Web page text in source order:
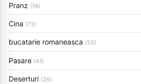
Pranz (74)
Cina (73)
bucatarie romaneasca (55)
Pasare (41)
Deserturi (26)